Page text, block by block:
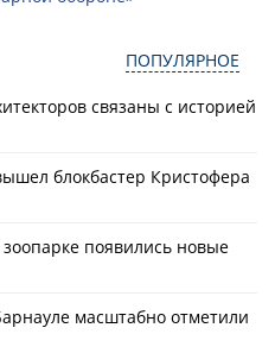
ПОПУЛЯРНОЕ
связаны с историей
блокбастер Кристофера
появились новые
масштабно отметили